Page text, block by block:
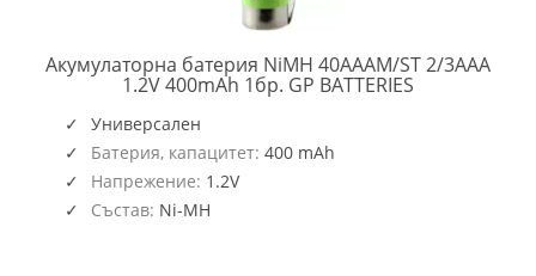
Акумулаторна батерия NiMH 40AAAM/ST 2/3AAA
1.2V 400mAh 1бр. GP BATTERIES
Универсален
Батерия, капацитет: 400 mAh
Напрежение: 1.2V
Състав: Ni-MH